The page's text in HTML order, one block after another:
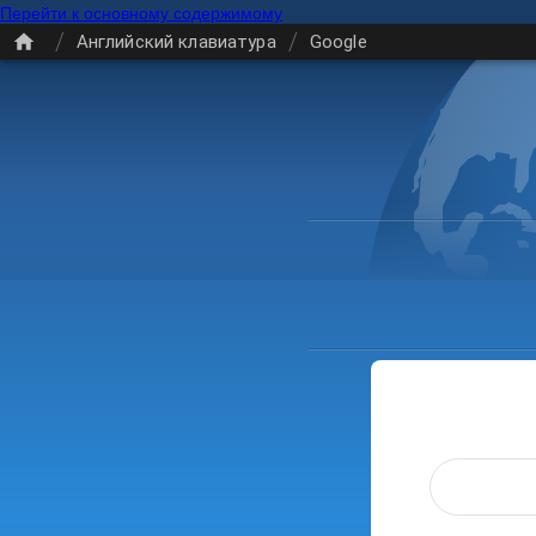
Перейти к основному содержимому
/ Английский клавиатура / Google